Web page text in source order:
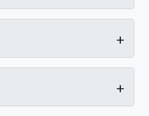
+
+